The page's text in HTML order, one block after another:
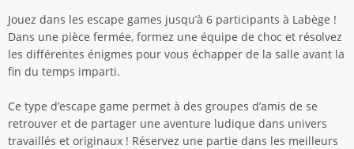
Jouez dans les escape games jusqu’à 6 participants à Labège !
Dans une pièce fermée, formez une équipe de choc et résolvez
les différentes énigmes pour vous échapper de la salle avant la
fin du temps imparti.
Ce type d’escape game permet à des groupes d’amis de se
retrouver et de partager une aventure ludique dans univers
travaillés et originaux ! Réservez une partie dans les meilleurs